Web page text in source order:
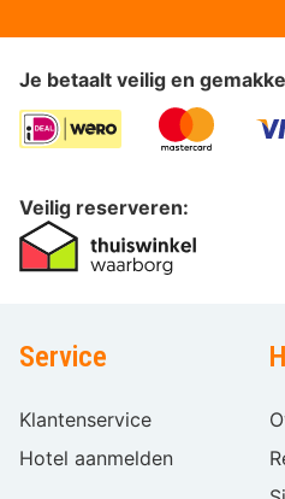
Je betaalt veilig en
Veilig reserveren:
Service
Klantenservice
Hotel aanmelden